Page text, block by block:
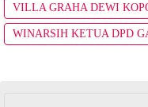
VILLA GRAHA DEWI
WINARSIH KETUA DPD